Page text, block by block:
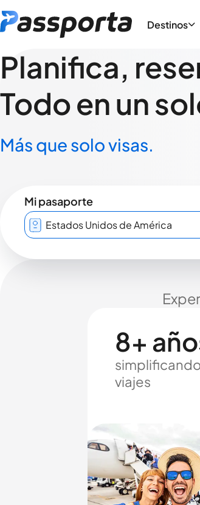
Destinos
Planifica,
Todo en un
Más que solo visas.
Mi pasaporte
8+
simplificando
viajes